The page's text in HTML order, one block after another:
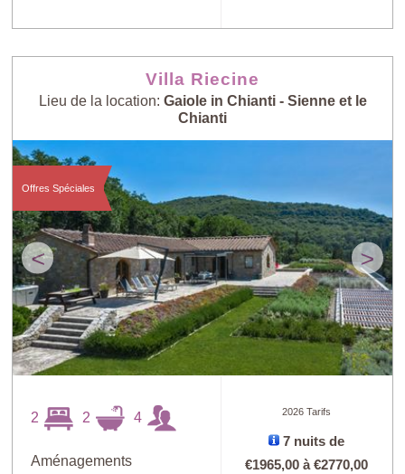
Villa Riecine
Lieu de la location: Gaiole in Chianti - Sienne et le
Chianti
< >
Offres Spéciales
2 2 4
Aménagements
2026 Tarifs
7 nuits de
€1965,00 à€2770,00